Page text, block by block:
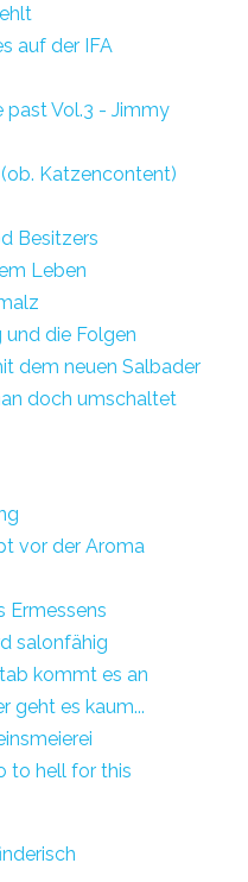
auf der IFA
past Vol.3 - Jimmy
Katzencontent)
Besitzers
Leben
und die Folgen
dem neuen Salbader
doch umschaltet
vor der Aroma
Ermessens
salonfähig
kommt es an
geht es kaum...
to hell for this